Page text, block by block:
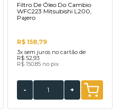
Filtro De Óleo Do Cambio
WFC223 Mitsubishi L200,
Pajero
R$ 158,79
3x sem juros no cartão de
R$ 52,93
R$ 150,85 no pix
- +